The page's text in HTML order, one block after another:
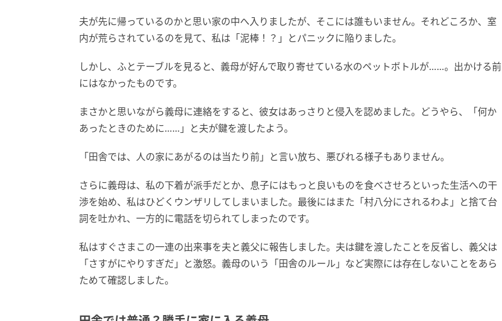
夫が先に帰っているのかと思い家の中へ入りましたが、そこには誰もいません。それどころか、室
内が荒らされているのを見て、私は「泥棒！？」とパニックに陥りました。
しかし、ふとテーブルを見ると、義母が好んで取り寄せている水のペットボトルが……。出かける前
にはなかったものです。
まさかと思いながら義母に連絡をすると、彼女はあっさりと侵入を認めました。どうやら、「何か
あったときのために……」と夫が鍵を渡したよう。
「田舎では、人の家にあがるのは当たり前」と言い放ち、悪びれる様子もありません。
さらに義母は、私の下着が派手だとか、息子にはもっと良いものを食べさせろといった生活への干
渉を始め、私はひどくウンザリしてしまいました。最後にはまた「村八分にされるわよ」と捨て台
詞を吐かれ、一方的に電話を切られてしまったのです。
私はすぐさまこの一連の出来事を夫と義父に報告しました。夫は鍵を渡したことを反省し、義父は
「さすがにやりすぎだ」と激怒。義母のいう「田舎のルール」など実際には存在しないことをあら
ためて確認しました。